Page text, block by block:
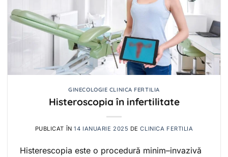
GINECOLOGIE CLINICA FERTILIA
Histeroscopia în infertilitate
PUBLICAT ÎN14 IANUARIE 2025 DECLINICA FERTILIA
Histerescopia este o procedură minim–invazivă